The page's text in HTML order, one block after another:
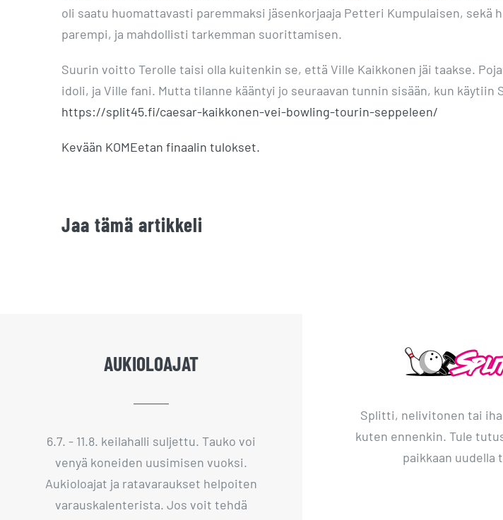
oli saatu huomattavasti paremmaksi jäsenkorjaaja Petteri Kumpulaisen,
parempi, ja mahdollisti tarkemman suorittamisen.
Suurin voitto Terolle taisi olla kuitenkin se, että Ville Kaikkonen jäi taakse.
idoli, ja Ville fani. Mutta tilanne kääntyi jo seuraavan tunnin sisään, kun
https://split45.fi/caesar-kaikkonen-vei-bowling-tourin-seppeleen/
Kevään KOMEetan finaalin tulokset.
Jaa tämä artikkeli
AUKIOLOAJAT
6.7. - 11.8. keilahalli suljettu. Tauko voi
venyä koneiden uusimisen vuoksi.
Aukioloajat ja ratavaraukset helpoiten
varauskalenterista. Jos voit tehdä
Splitti, nelivitonen tai
kuten ennenkin. Tule
paikkaan uudella